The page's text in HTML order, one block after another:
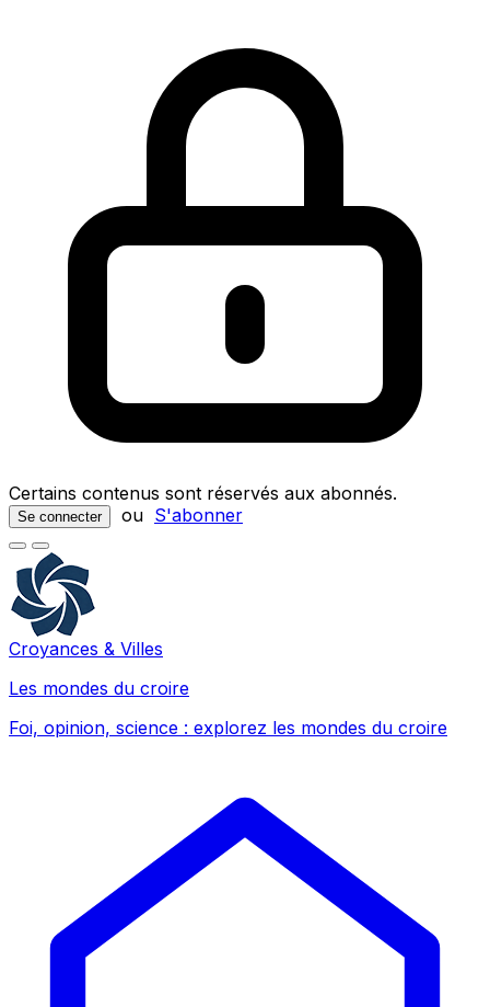
Certains contenus sont réservés aux abonnés.
Se connecter ou S'abonner
Croyances & Villes
Les mondes du croire
Foi, opinion, science : explorez les mondes du croire